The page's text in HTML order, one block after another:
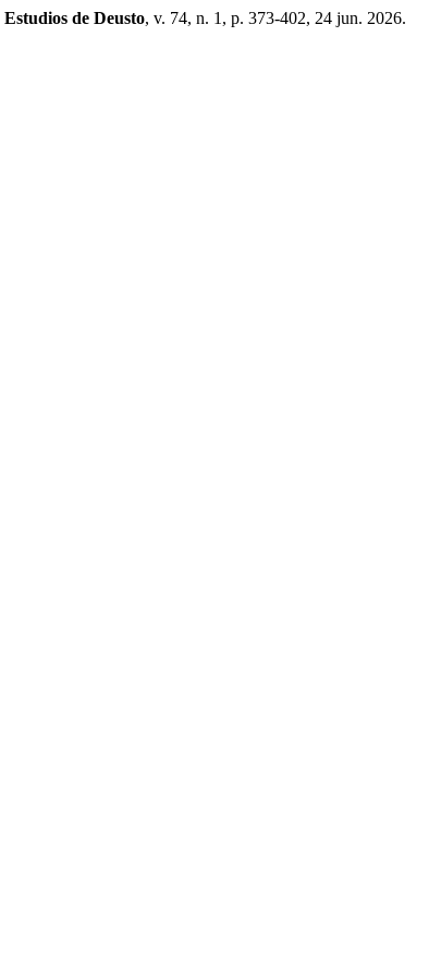
Estudios de Deusto, v. 74, n. 1, p. 373-402, 24 jun. 2026.